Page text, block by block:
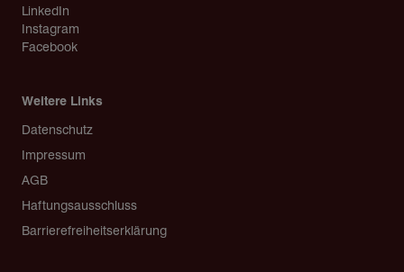
LinkedIn
Instagram
Facebook
Weitere Links
Copyright
Datenschutz
Impressum
AGB
Haftungsausschluss
Barrierefreiheitserklärung